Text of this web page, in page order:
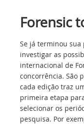
Forensic
Se já terminou sua
investigar as
internacional de
concorrência. São
cada edição traz
primeira etapa
selecionar os
pesquisa. Por